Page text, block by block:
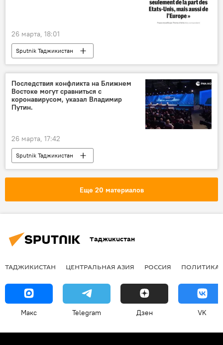
26 марта, 18:01
Sputnik Таджикистан
Ситуация на Ближнем Востоке
Последствия конфликта на Ближнем
Востоке могут сравниться с
коронавирусом, указал Владимир
Путин.
26 марта, 17:42
Sputnik Таджикистан
Еще 20 материалов
Таджикистан
ТАДЖИКИСТАН ЦЕНТРАЛЬНАЯ АЗИЯ РОССИЯ ПОЛИТИКА
Макс Telegram Дзен VK